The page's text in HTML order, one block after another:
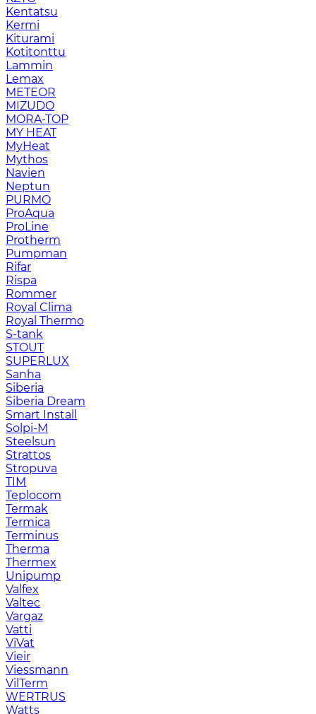
Kentatsu
Kermi
Kiturami
Kotitonttu
Lammin
Lemax
METEOR
MIZUDO
MORA-TOP
MY HEAT
MyHeat
Mythos
Navien
Neptun
PURMO
ProAqua
ProLine
Protherm
Pumpman
Rifar
Rispa
Rommer
Royal Clima
Royal Thermo
S-tank
STOUT
SUPERLUX
Sanha
Siberia
Siberia Dream
Smart Install
Solpi-M
Steelsun
Strattos
Stropuva
TIM
Teplocom
Termak
Termica
Terminus
Therma
Thermex
Unipump
Valfex
Valtec
Vargaz
Vatti
ViVat
Vieir
Viessmann
VilTerm
WERTRUS
Watts